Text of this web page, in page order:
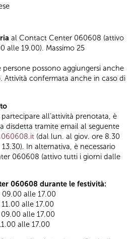
al Contact Center 060608 (attivo
alle 19.00). Massimo 25
possono aggiungersi anche
Attività confermata anche in caso di
all’attività prenotata, è
disdetta tramite email al seguente
(dal lun. al giov. ore 8.30
In alternativa, è necessario
060608 (attivo tutti i giorni dalle
060608 durante le festività:
alle 17.00
alle 17.00
alle 17.00
alle 17.00